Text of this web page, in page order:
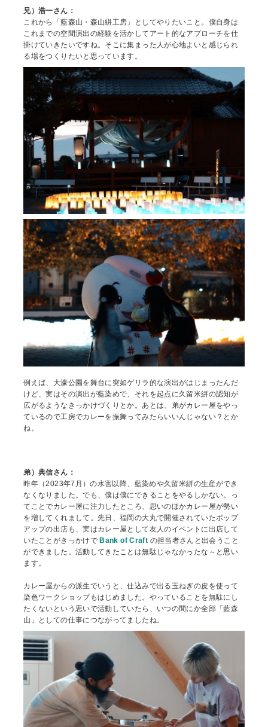
兄）浩一さん：
これから「藍森山・森山絣工房」としてやりたいこと。僕自身は
これまでの空間演出の経験を活かしてアート的なアプローチを仕
掛けていきたいですね。そこに集まった人が心地よいと感じられ
る場をつくりたいと思っています。
例えば、大濠公園を舞台に突如ゲリラ的な演出がはじまったんだ
けど、実はその演出が藍染めで、それを起点に久留米絣の認知が
広がるようなきっかけづくりとか。あとは、弟がカレー屋をやっ
ているので工房でカレーを振舞ってみたらいいんじゃない？とか
ね。
弟）典信さん：
昨年（2023年7月）の水害以降、藍染めや久留米絣の生産ができ
なくなりました。でも、僕は僕にできることをやるしかない。っ
てことでカレー屋に注力したところ、思いのほかカレー屋が勢い
を増してくれまして。先日、福岡の大丸で開催されていたポップ
アップの出店も、実はカレー屋として友人のイベントに出店して
いたことがきっかけで Bank of Craft の担当者さんと出会うこと
ができました。活動してきたことは無駄じゃなかったな～と思い
ます。
カレー屋からの派生でいうと、仕込みで出る玉ねぎの皮を使って
染色ワークショップもはじめました。やっていることを無駄にし
たくないという思いで活動していたら、いつの間にか全部「藍森
山」としての仕事につながってましたね。